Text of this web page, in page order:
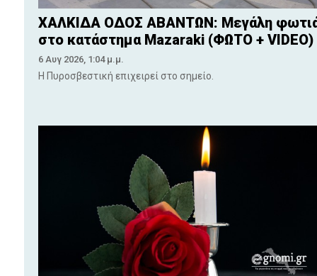
ΧΑΛΚΙΔΑ ΟΔΟΣ ΑΒΑΝΤΩΝ: Μεγάλη
στο κατάστημα Mazaraki (ΦΩΤΟ + VIDEO)
6 Αυγ 2026, 1:04 μ.μ.
Η Πυροσβεστική επιχειρεί στο σημείο.